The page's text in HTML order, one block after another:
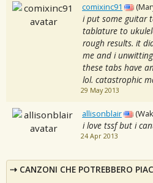
comixinc91
i put some guitar
tablature to
rough results. it
me and i
these tabs have
lol. catastrophic
29 May 2013
allisonblair
i love tssf but i
24 Apr 2013
CANZONI CHE POTREBBERO